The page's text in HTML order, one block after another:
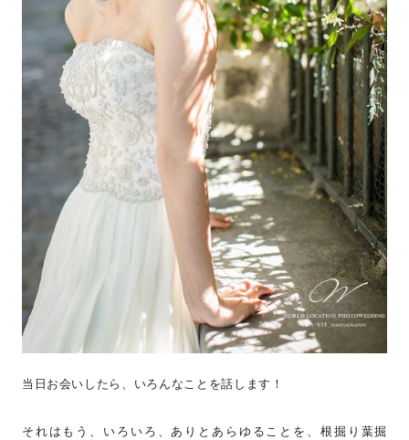
当日お会いしたら、いろんなことを話します！
それはもう、いろいろ、ありとあらゆることを、根掘り葉掘